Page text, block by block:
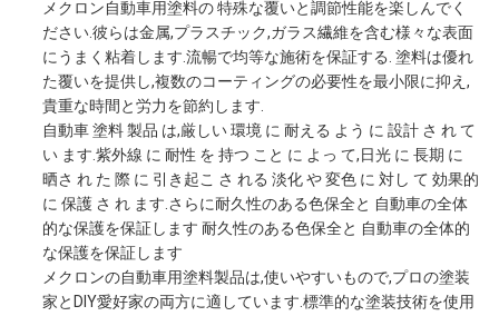
メクロン自動車用塗料の 特殊な覆いと調節性能を楽しんでく
ださい.彼らは金属,プラスチック,ガラス繊維を含む様々な表面
にうまく粘着します.流暢で均等な施術を保証する. 塗料は優れ
た覆いを提供し,複数のコーティングの必要性を最小限に抑え,
貴重な時間と労力を節約します.
自動車 塗料 製品 は,厳しい 環境 に 耐える よう に 設計 さ れ て
い ます.紫外線 に 耐性 を 持つ こと に よっ て,日光 に 長期 に
晒さ れ た 際 に 引き起こ さ れる 淡化 や 変色 に 対し て 効果的
に 保護 さ れ ます.さらに耐久性のある色保全と 自動車の全体
的な保護を保証します 耐久性のある色保全と 自動車の全体的
な保護を保証します
メクロンの自動車用塗料製品は,使いやすいもので,プロの塗装
家とDIY愛好家の両方に適しています.標準的な塗装技術を使用